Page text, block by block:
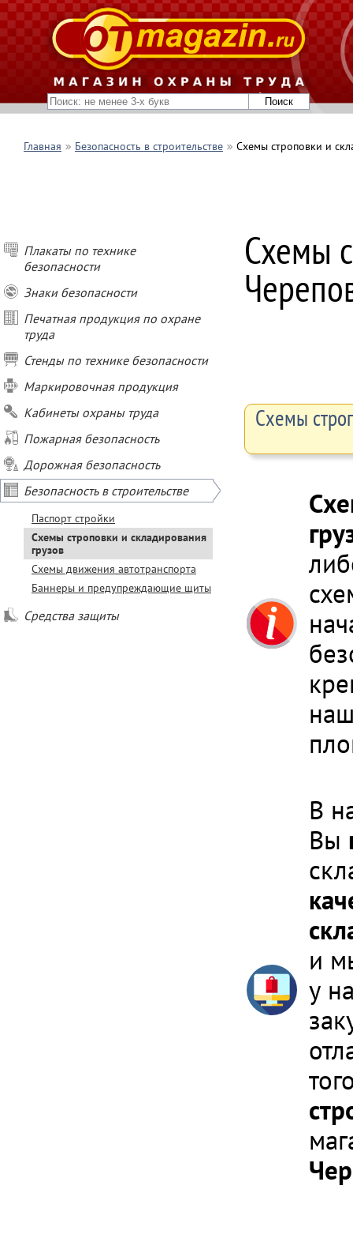
Главная Безопасность в строительстве Схемы строповки и
Плакаты по технике
безопасности
Знаки безопасности
Печатная продукция по охране
труда
Стенды по технике безопасности
Маркировочная продукция
Кабинеты охраны труда
Пожарная безопасность
Дорожная безопасность
Безопасность в строительстве
Паспорт стройки
Схемы строповки и складирования
грузов
Схемы движения автотранспорта
Баннеры и предупреждающие щиты
Средства защиты
Схемы
Схемы
В
Вы
и
у